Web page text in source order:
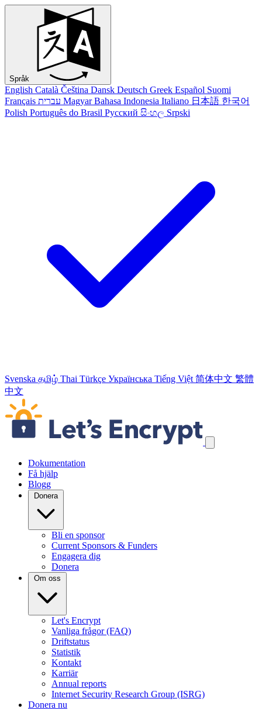
Språk
English Català Čeština Dansk Deutsch Greek Español Suomi
Français עברית Magyar Bahasa Indonesia Italiano 日本語 한국어
Polish Português do Brasil Русский සිංහල Srpski
Svenska தமிழ் Thai Türkçe Українська Tiếng Việt 简体中文 繁體
中文
Hoppa över navigeringslänkar
Dokumentation
Få hjälp
Blogg
Donera
Bli en sponsor
Current Sponsors & Funders
Engagera dig
Donera
Om oss
Let's Encrypt
Vanliga frågor (FAQ)
Driftstatus
Statistik
Kontakt
Karriär
Annual reports
Internet Security Research Group (ISRG)
Donera nu